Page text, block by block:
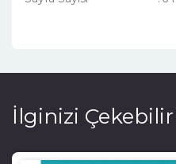
İlginizi Çekebilir